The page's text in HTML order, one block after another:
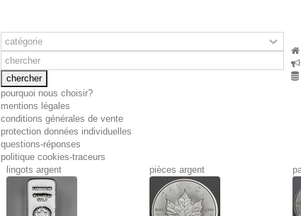
chercher
pourquoi nous choisir?
mentions légales
conditions générales de vente
protection données individuelles
questions-réponses
politique cookies-traceurs
lingots argent pièces argent